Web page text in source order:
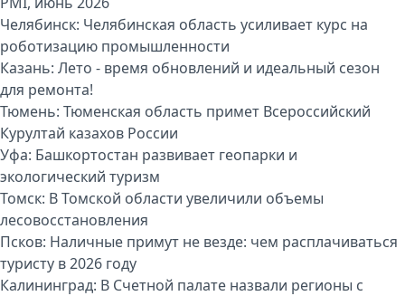
Челябинск: Челябинская область усиливает курс на
роботизацию промышленности
Казань: Лето - время обновлений и идеальный сезон
для ремонта!
Тюмень: Тюменская область примет Всероссийский
Курултай казахов России
Уфа: Башкортостан развивает геопарки и
экологический туризм
Томск: В Томской области увеличили объемы
лесовосстановления
Псков: Наличные примут не везде: чем расплачиваться
туристу в 2026 году
Калининград: В Счетной палате назвали регионы с